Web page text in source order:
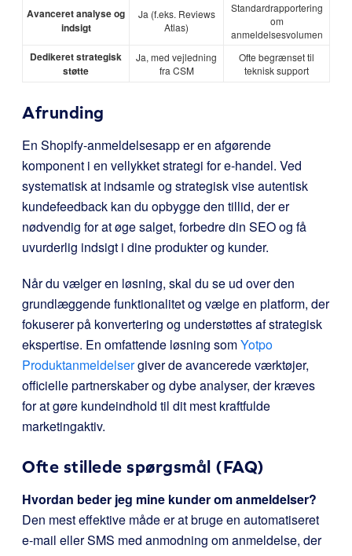
Avanceret analyse og
indsigt
Ja (f.eks. Reviews
Atlas)
Standardrapportering
om
anmeldelsesvolumen
Dedikeret strategisk
støtte
Ja, med vejledning
fra CSM
Ofte begrænset til
teknisk support
Afrunding
En Shopify-anmeldelsesapp er en afgørende
komponent i en vellykket strategi for e-handel. Ved
systematisk at indsamle og strategisk vise autentisk
kundefeedback kan du opbygge den tillid, der er
nødvendig for at øge salget, forbedre din SEO og få
uvurderlig indsigt i dine produkter og kunder.
Når du vælger en løsning, skal du se ud over den
grundlæggende funktionalitet og vælge en platform, der
fokuserer på konvertering og understøttes af strategisk
ekspertise. En omfattende løsning somYotpo
Produktanmeldelsergiver de avancerede værktøjer,
officielle partnerskaber og dybe analyser, der kræves
for at gøre kundeindhold til dit mest kraftfulde
marketingaktiv.
Ofte stillede spørgsmål (FAQ)
Hvordan beder jeg mine kunder om anmeldelser?
Den mest effektive måde er at bruge en automatiseret
e-mail eller SMS med anmodning om anmeldelse, der